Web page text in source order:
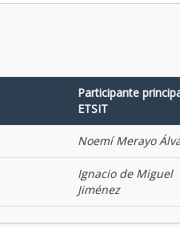
Participante
ETSIT
Noemí Merayo
Ignacio de Miguel
Jiménez